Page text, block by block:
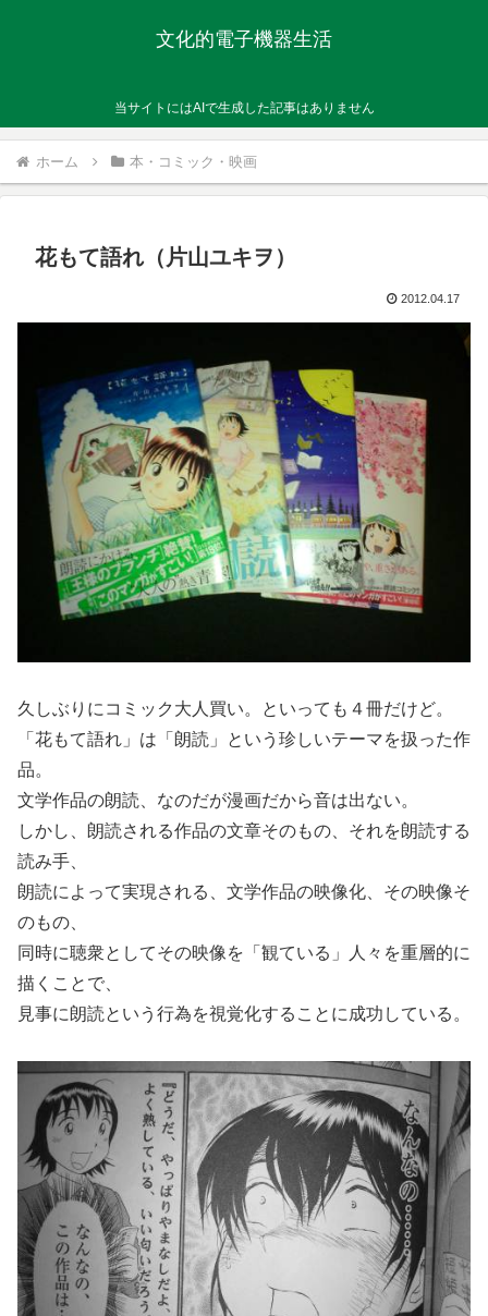
文化的電子機器生活
当サイトにはAIで生成した記事はありません
ホーム 本・コミック・映画
花もて語れ（片山ユキヲ）
2012.04.17
久しぶりにコミック大人買い。といっても４冊だけど。
「花もて語れ」は「朗読」という珍しいテーマを扱った作
品。
文学作品の朗読、なのだが漫画だから音は出ない。
しかし、朗読される作品の文章そのもの、それを朗読する
読み手、
朗読によって実現される、文学作品の映像化、その映像そ
のもの、
同時に聴衆としてその映像を「観ている」人々を重層的に
描くことで、
見事に朗読という行為を視覚化することに成功している。